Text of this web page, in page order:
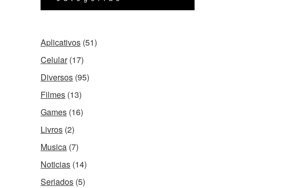
Aplicativos (51)
Celular(17)
Diversos (95)
Filmes (13)
Games (16)
Livros (2)
Musica (7)
Noticias (14)
Seriados (5)